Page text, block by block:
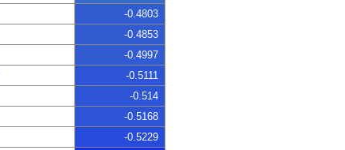
-0.4803
-0.4853
-0.4997
-0.5111
-0.514
-0.5168
-0.5229